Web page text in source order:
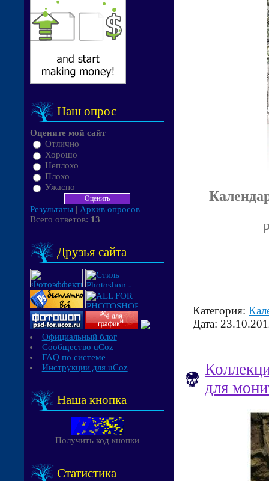
Наш опрос
Оцените мой сайт
Отлично
Хорошо
Неплохо
Плохо
Ужасно
Результаты | Архив опросов
Всего ответов: 13
Друзья сайта
Официальный блог
Сообщество uCoz
FAQ по системе
Инструкции для uCoz
Наша кнопка
Получить код кнопки
Статистика
Категория:
Дата:
для